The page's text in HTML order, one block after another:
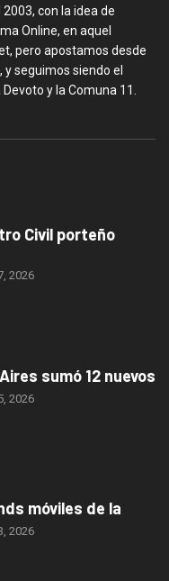
con la idea de
Online, en aquel
pero apostamos desde
seguimos siendo el
y la Comuna 11.
Civil porteño
2026
sumó 12 nuevos
2026
móviles de la
2026